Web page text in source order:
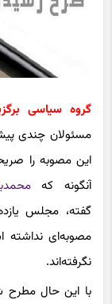
گروه سیاسی
مسئولان چندی
این مصوبه را
آنگونه که
گفته، مجلس
مصوبه‌ای نداشته
نگرفته‌اند.
با این حال مطرح